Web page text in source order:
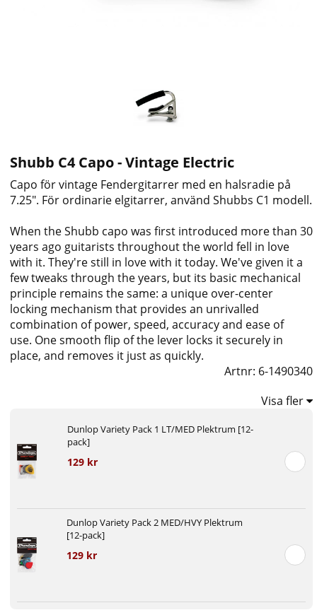
Shubb C4 Capo - Vintage Electric
Capo för vintage Fendergitarrer med en halsradie på
7.25". För ordinarie elgitarrer, använd Shubbs C1 modell.
When the Shubb capo was first introduced more than 30
years ago guitarists throughout the world fell in love
with it. They're still in love with it today. We've given it a
few tweaks through the years, but its basic mechanical
principle remains the same: a unique over-center
locking mechanism that provides an unrivalled
combination of power, speed, accuracy and ease of
use. One smooth flip of the lever locks it securely in
place, and removes it just as quickly.
Artnr: 6-1490340
Visa fler
Dunlop Variety Pack 1 LT/MED Plektrum [12-
pack]
129 kr
Dunlop Variety Pack 2 MED/HVY Plektrum
[12-pack]
129 kr